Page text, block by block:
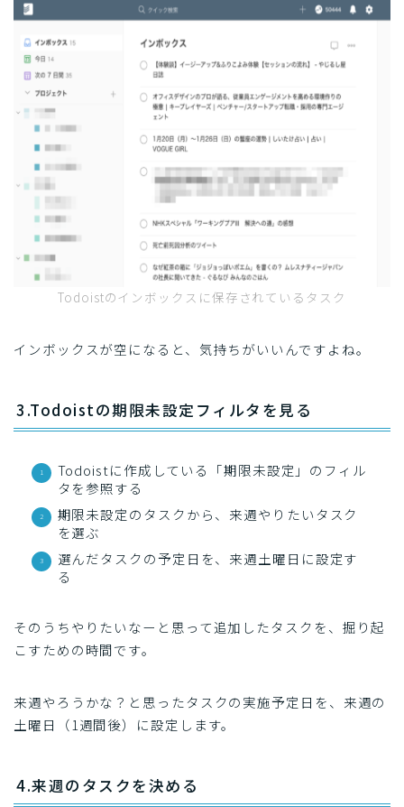
Todoistのインボックスに保存されているタスク
インボックスが空になると、気持ちがいいんですよね。
3.Todoistの期限未設定フィルタを見る
Todoistに作成している「期限未設定」のフィル
タを参照する
期限未設定のタスクから、来週やりたいタスク
を選ぶ
選んだタスクの予定日を、来週土曜日に設定す
る
そのうちやりたいなーと思って追加したタスクを、掘り起
こすための時間です。
来週やろうかな？と思ったタスクの実施予定日を、来週の
土曜日（1週間後）に設定します。
4.来週のタスクを決める